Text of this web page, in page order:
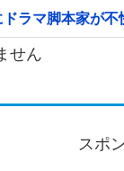
ドラマ脚本家が
せん
スポ